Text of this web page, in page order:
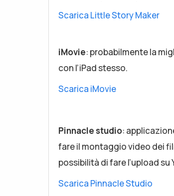
Scarica Little Story Maker
iMovie: probabilmente la
con l’iPad stesso.
Scarica iMovie
Pinnacle studio:
fare il montaggio video dei
possibilità di fare l’upload su
Scarica Pinnacle Studio